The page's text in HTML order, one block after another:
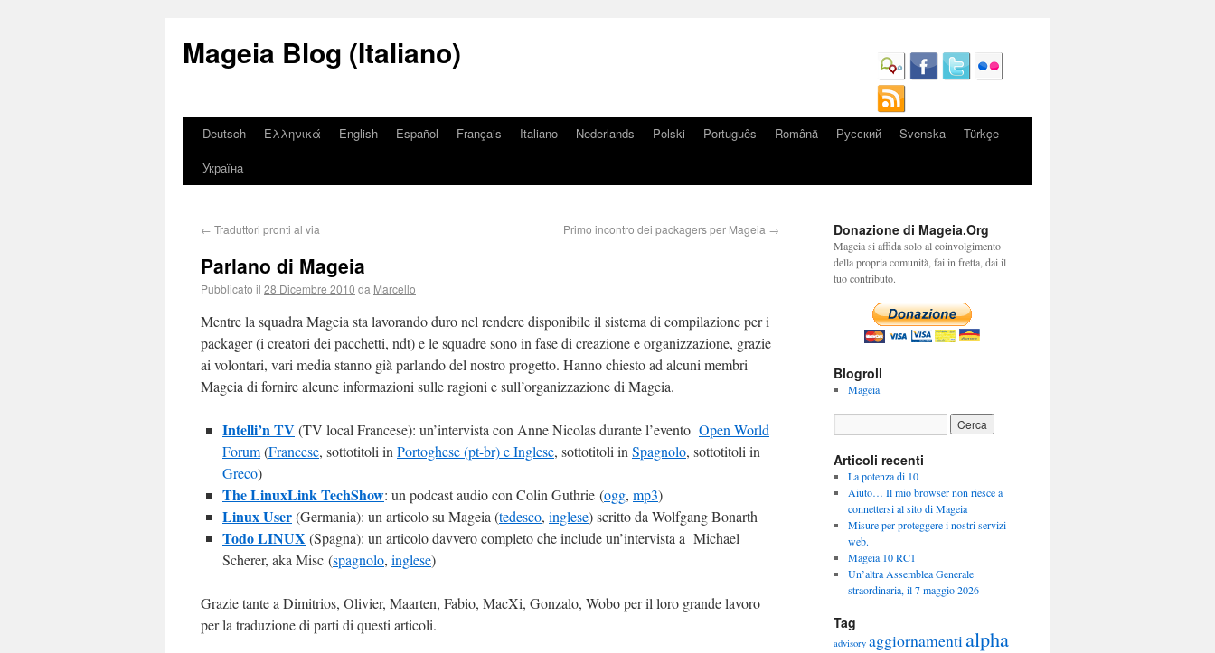
Mageia Blog (Italiano)
Deutsch Ελληνικά English Español Français Italiano Nederlands Polski Português Română Русский Svenska
Türkçe
Україна
← Traduttori pronti al via Primo incontro dei packagers per Mageia →
Parlano di Mageia
Pubblicato il 28 Dicembre 2010 da Marcello
Mentre la squadra Mageia sta lavorando duro nel rendere disponibile il sistema di compilazione per i
packager (i creatori dei pacchetti, ndt) e le squadre sono in fase di creazione e organizzazione, grazie
ai volontari, vari media stanno già parlando del nostro progetto. Hanno chiesto ad alcuni membri
Mageia di fornire alcune informazioni sulle ragioni e sull’organizzazione di Mageia.
Intelli’n TV(TV local Francese): un’intervista con Anne Nicolas durante l’evento Open World
Forum(Francese, sottotitoli in Portoghese (pt-br) e Inglese, sottotitoli in Spagnolo, sottotitoli in
Greco)
The LinuxLink TechShow: un podcast audio con Colin Guthrie (ogg, mp3)
Linux User(Germania): un articolo su Mageia (tedesco, inglese) scritto da Wolfgang Bonarth
Todo LINUX (Spagna): un articolo davvero completo che include un’intervista a Michael
Scherer, aka Misc (spagnolo, inglese)
Grazie tante a Dimitrios, Olivier, Maarten, Fabio, MacXi, Gonzalo, Wobo per il loro grande lavoro
per la traduzione di parti di questi articoli.
Donazione di Mageia.Org
Mageia si affida solo al coinvolgimento
della propria comunità, fai in fretta, dai il
tuo contributo.
Blogroll
Mageia
Articoli recenti
La potenza di 10
Aiuto… Il mio browser non riesce a
connettersi al sito di Mageia
Misure per proteggere i nostri servizi
web.
Mageia 10 RC1
Un’altra Assemblea Generale
straordinaria, il 7 maggio 2026
Tag
advisory aggiornamentialpha